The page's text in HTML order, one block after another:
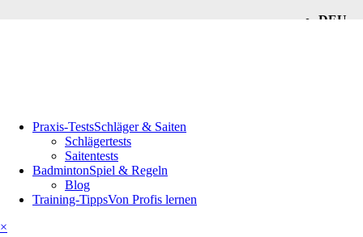
DEU
überspringen
Praxis-TestsSchläger & Saiten
Schlägertests
Saitentests
BadmintonSpiel & Regeln
Blog
Training-TippsVon Profis lernen
×